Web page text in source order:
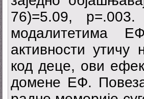
76)=5.09,
модалитетима
активности утичу
код деце, ови
домене ЕФ.